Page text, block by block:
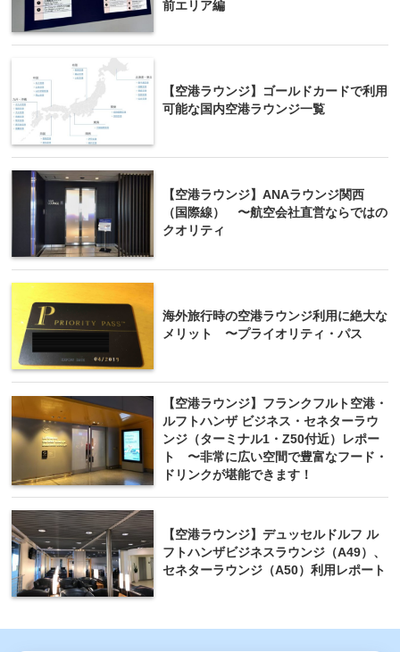
前エリア編
【空港ラウンジ】ゴールドカードで利用
可能な国内空港ラウンジ一覧
【空港ラウンジ】ANAラウンジ関西
（国際線） 〜航空会社直営ならではの
クオリティ
海外旅行時の空港ラウンジ利用に絶大な
メリット 〜プライオリティ・パス
【空港ラウンジ】フランクフルト空港・
ルフトハンザ ビジネス・セネターラウ
ンジ（ターミナル1・Z50付近）レポー
ト 〜非常に広い空間で豊富なフード・
ドリンクが堪能できます！
【空港ラウンジ】デュッセルドルフ ル
フトハンザビジネスラウンジ（A49）、
セネターラウンジ（A50）利用レポート